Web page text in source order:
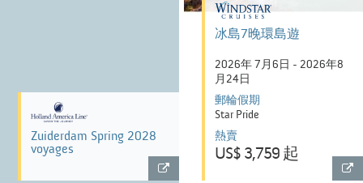
Zuiderdam Spring 2028
voyages
冰島7晚環島遊
2026年 7月6日 - 2026年8
月24日
郵輪假期
Star Pride
熱賣
US$ 3,759 起